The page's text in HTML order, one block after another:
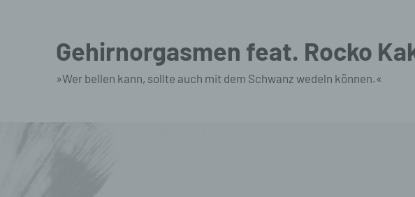
Gehirnorgasmen feat. Rocko
»Wer bellen kann, sollte auch mit dem Schwanz wedeln können.«